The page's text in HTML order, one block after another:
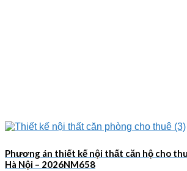
Phương án thiết kế nội thất căn hộ cho
Hà Nội – 2026NM658